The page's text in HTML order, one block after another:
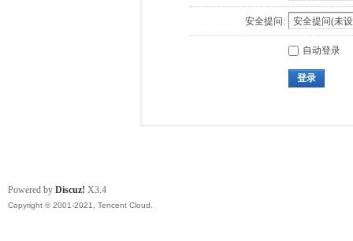
安全提问:
自动登录
登录
Powered by Discuz! X3.4
Copyright © 2001-2021, Tencent Cloud.